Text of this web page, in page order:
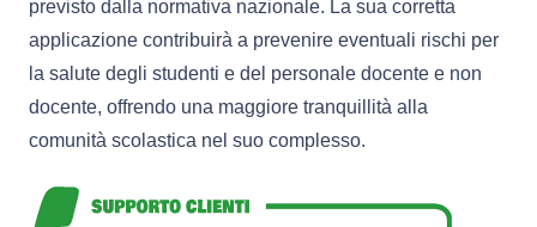
previsto dalla normativa nazionale. La sua corretta
applicazione contribuirà a prevenire eventuali rischi per
la salute degli studenti e del personale docente e non
docente, offrendo una maggiore tranquillità alla
comunità scolastica nel suo complesso.